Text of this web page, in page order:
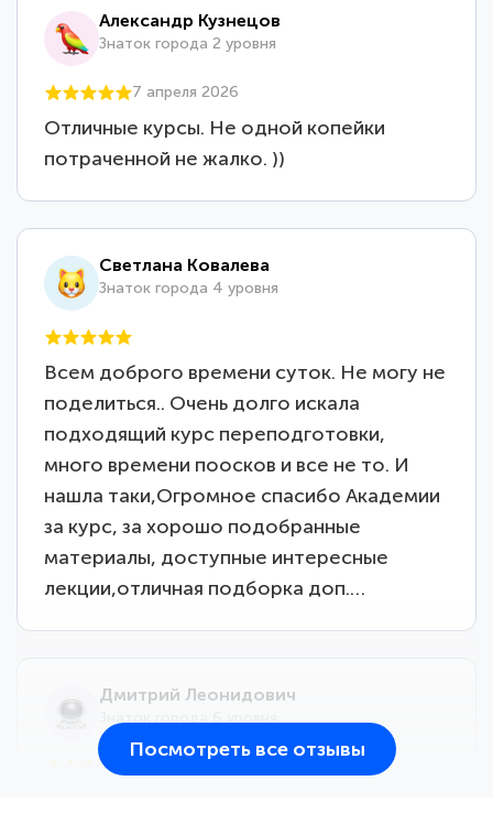
Александр Кузнецов
Знаток города 2 уровня
7 апреля 2026
Отличные курсы. Не одной копейки
потраченной не жалко. ))
Светлана Ковалева
Знаток города 4 уровня
Всем доброго времени суток. Не могу не
поделиться.. Очень долго искала
подходящий курс переподготовки,
много времени поосков и все не то. И
нашла таки,Огромное спасибо Академии
за курс, за хорошо подобранные
материалы, доступные интересные
лекции,отличная подборка доп.…
Дмитрий Леонидович
Посмотреть все отзывы